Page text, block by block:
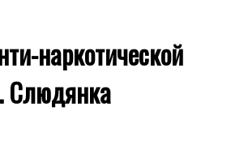
наркотической
Слюдянка